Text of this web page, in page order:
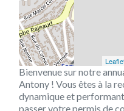
Bienvenue sur notre
Antony ! Vous êtes à la
dynamique et
passer votre permis de